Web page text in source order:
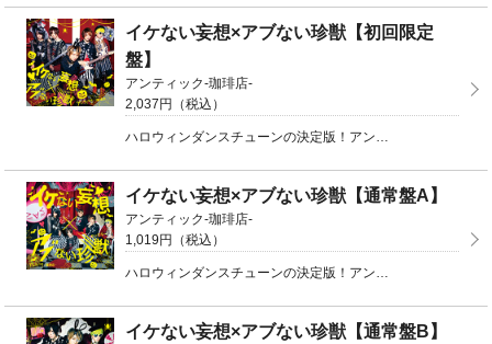
イケない妄想×アブない珍獣【初回限定
盤】
アンティック-珈琲店-
2,037円（税込）
ハロウィンダンスチューンの決定版！アンティック-珈琲店-史上初のコンセプトシングル、発売決定！初回限 ...
イケない妄想×アブない珍獣【通常盤A】
アンティック-珈琲店-
1,019円（税込）
ハロウィンダンスチューンの決定版！アンティック-珈琲店-史上初のコンセプトシングル、発売決定！通常盤 ...
イケない妄想×アブない珍獣【通常盤B】